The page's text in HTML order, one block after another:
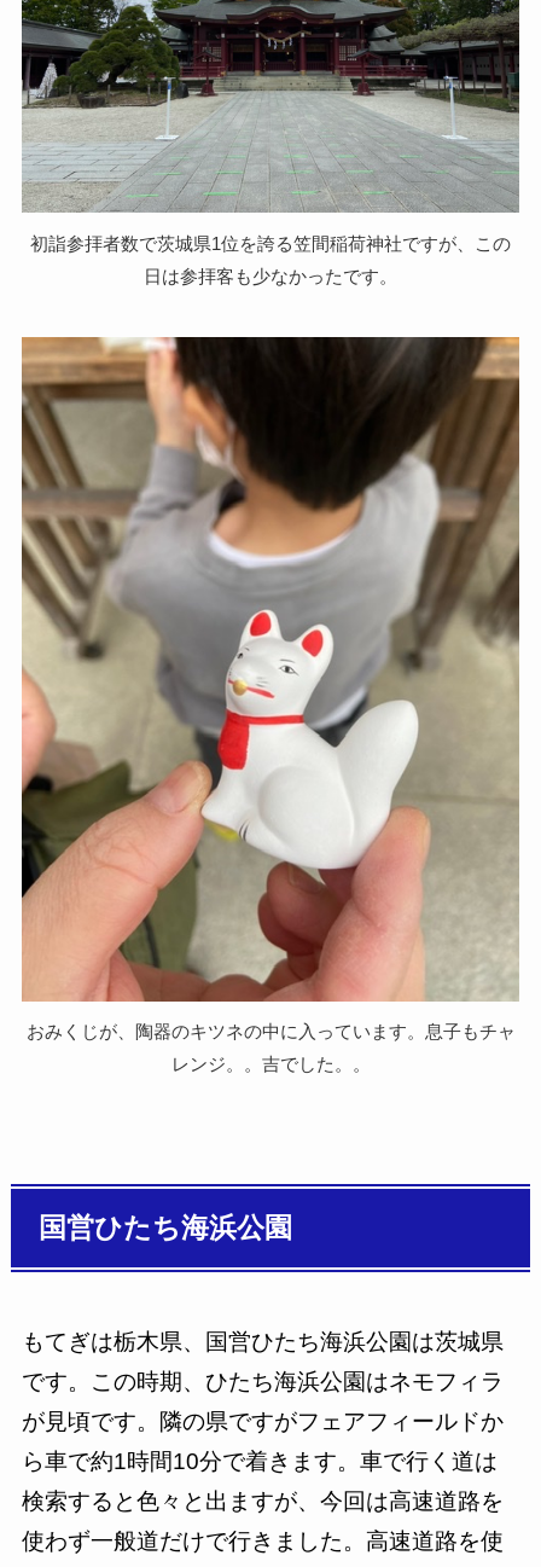
初詣参拝者数で茨城県1位を誇る笠間稲荷神社ですが、この
日は参拝客も少なかったです。
おみくじが、陶器のキツネの中に入っています。息子もチャ
レンジ。。吉でした。。
国営ひたち海浜公園
もてぎは栃木県、国営ひたち海浜公園は茨城県
です。この時期、ひたち海浜公園はネモフィラ
が見頃です。隣の県ですがフェアフィールドか
ら車で約1時間10分で着きます。車で行く道は
検索すると色々と出ますが、今回は高速道路を
使わず一般道だけで行きました。高速道路を使